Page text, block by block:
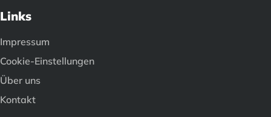
Links
Impressum
Cookie-Einstellungen
Über uns
Kontakt